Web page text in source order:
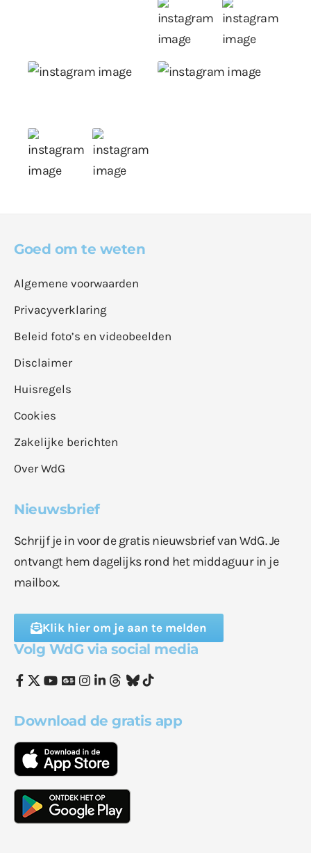
Goed om te weten
Algemene voorwaarden
Privacyverklaring
Beleid foto’s en videobeelden
Disclaimer
Huisregels
Cookies
Zakelijke berichten
Over WdG
Nieuwsbrief
Schrijf je in voor de gratis nieuwsbrief van WdG. Je
ontvangt hem dagelijks rond het middaguur in je
mailbox.
Klik hier om je aan te melden
Volg WdG via social media
Download de gratis app